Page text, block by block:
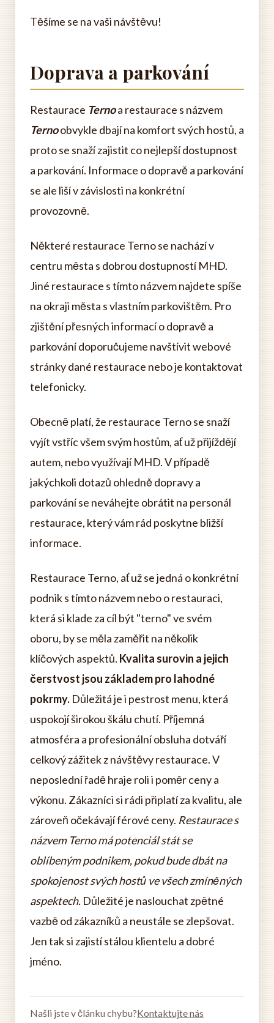
Těšíme se na vaši návštěvu!
Doprava a parkování
Restaurace Ternoa restaurace s názvem
Ternoobvykle dbají na komfort svých hostů, a
proto se snaží zajistit co nejlepší dostupnost
a parkování. Informace o dopravě a parkování
se ale liší v závislosti na konkrétní
provozovně.
Některé restaurace Terno se nachází v
centru města s dobrou dostupností MHD.
Jiné restaurace s tímto názvem najdete spíše
na okraji města s vlastním parkovištěm. Pro
zjištění přesných informací o dopravě a
parkování doporučujeme navštívit webové
stránky dané restaurace nebo je kontaktovat
telefonicky.
Obecně platí, že restaurace Terno se snaží
vyjít vstříc všem svým hostům, ať už přijíždějí
autem, nebo využívají MHD. V případě
jakýchkoli dotazů ohledně dopravy a
parkování se neváhejte obrátit na personál
restaurace, který vám rád poskytne bližší
informace.
Restaurace Terno, ať už se jedná o konkrétní
podnik s tímto názvem nebo o restauraci,
která si klade za cíl být "terno" ve svém
oboru, by se měla zaměřit na několik
klíčových aspektů. Kvalita surovin a jejich
čerstvost jsou základem pro lahodné
pokrmy. Důležitá je i pestrost menu, která
uspokojí širokou škálu chutí. Příjemná
atmosféra a profesionální obsluha dotváří
celkový zážitek z návštěvy restaurace. V
neposlední řadě hraje roli i poměr ceny a
výkonu. Zákazníci si rádi připlatí za kvalitu, ale
zároveň očekávají férové ceny. Restaurace s
názvem Terno má potenciál stát se
oblíbeným podnikem, pokud bude dbát na
spokojenost svých hostů ve všech zmíněných
aspektech. Důležité je naslouchat zpětné
vazbě od zákazníků a neustále se zlepšovat.
Jen tak si zajistí stálou klientelu a dobré
jméno.
Našli jste v článku chybu?Kontaktujte nás